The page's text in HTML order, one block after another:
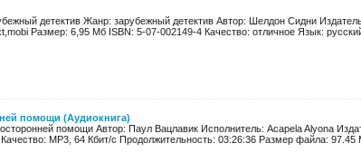
детектив Жанр: зарубежный детектив Автор: Шелдон Сидни
Размер: 6,95 Мб ISBN: 5-07-002149-4 Качество: отличное Язык: русский
помощи (Аудиокнига)
помощи Автор: Паул Вацлавик Исполнитель: Acapela Alyona
MP3, 64 Кбит/с Продолжительность: 03:26:36 Размер файла: 97.45